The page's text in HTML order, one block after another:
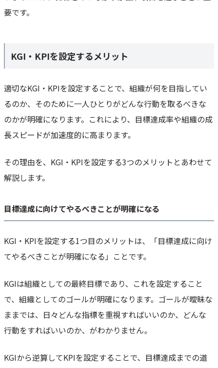
要です。
KGI・KPIを設定するメリット
適切なKGI・KPIを設定することで、組織が何を目指してい
るのか、そのために一人ひとりがどんな行動を取るべきな
のかが明確になります。これにより、目標達成率や組織の成
長スピードが加速度的に高まります。
その理由を、KGI・KPIを設定する3つのメリットとあわせて
解説します。
目標達成に向けてやるべきことが明確になる
KGI・KPIを設定する1つ目のメリットは、「目標達成に向け
てやるべきことが明確になる」ことです。
KGIは組織としての最終目標であり、これを設定すること
で、組織としてのゴールが明確になります。ゴールが曖昧な
ままでは、日々どんな指標を重視すればいいのか、どんな
行動をすればいいのか、がわかりません。
KGIから逆算してKPIを設定することで、目標達成までの道